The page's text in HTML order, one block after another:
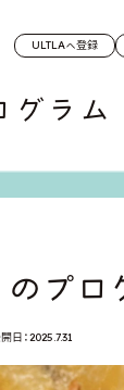
ULTLAプログ
ULTLAへ登録
グラム
のプロ
日：2025.7.31